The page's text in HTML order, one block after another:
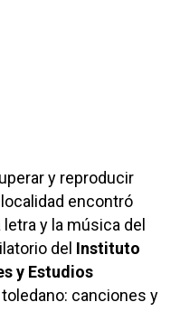
y reproducir
encontró
y la música del
del Instituto
y Estudios
canciones y